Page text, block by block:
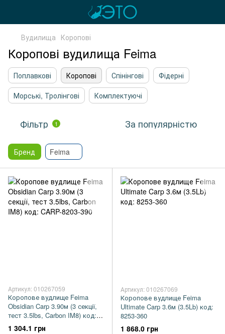
Вудилища Коропові
Коропові вудилища Feima
Поплавкові Коропові Спінінгові
Фідерні
Морські, Тролінгові
Комплектуючі
Фільтр 1 За популярністю
Бренд Feima
Артикул: 010267059
Коропове вудлище Feima
Obsidian Carp 3.90м (3 секції,
тест 3.5lbs, Carbon IM8) код:
CARP-8203-390
1 304.1 грн
Артикул: 010267069
Коропове вудлище Feima
Ultimate Carp 3.6м (3.5Lb) код:
8253-360
1 868.0 грн